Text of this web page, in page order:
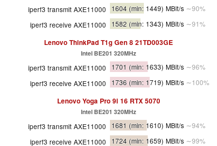
iperf3 transmit AXE11000 1604 (min: 1449) MBit/s ∼90%
iperf3 receive AXE11000
1582 (min: 1343) MBit/s ∼91%
Lenovo ThinkPad T1g Gen 8 21TD003GE
Intel BE201 320MHz
iperf3 transmit AXE11000 1701 (min: 1633) MBit/s ∼96%
iperf3 receive AXE11000
1736 (min: 1719) MBit/s ∼100%
Lenovo Yoga Pro 9i 16 RTX 5070
Intel BE201 320MHz
iperf3 transmit AXE11000 1681 (min: 1610) MBit/s ∼94%
iperf3 receive AXE11000
1724 (min: 1659) MBit/s ∼99%